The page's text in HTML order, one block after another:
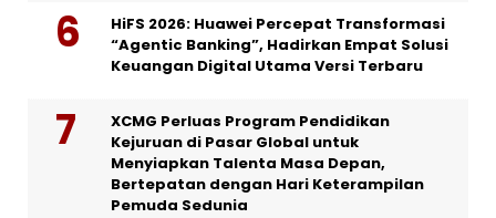
HiFS 2026: Huawei Percepat Transformasi
“Agentic Banking”, Hadirkan Empat Solusi
Keuangan Digital Utama Versi Terbaru
XCMG Perluas Program Pendidikan
Kejuruan di Pasar Global untuk
Menyiapkan Talenta Masa Depan,
Bertepatan dengan Hari Keterampilan
Pemuda Sedunia